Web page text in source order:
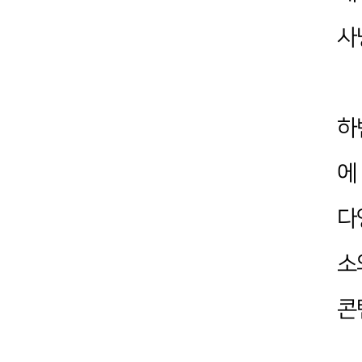
사
에
소
콘